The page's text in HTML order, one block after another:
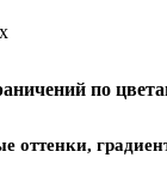
по
оттенки,